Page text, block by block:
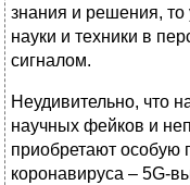
знания и решения,
науки и техники в
сигналом.
Неудивительно, что
научных фейков и
приобретают особую
коронавируса – 5G-